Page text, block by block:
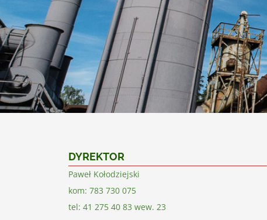
DYREKTOR
Paweł Kołodziejski
kom: 783 730 075
tel: 41 275 40 83 wew. 23